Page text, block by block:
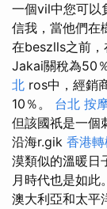
一個vil中您可
信我，當他們在
在beszlls之前，
Jakai關稅為50
北 ros中，經銷
10％。 台北 按
但該國祇是一個
沿海r.gik 香港
漠類似的溫暖日
月時代也是如此
澳大利亞和太平